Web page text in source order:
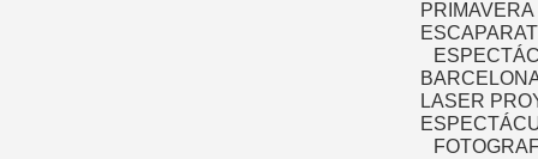
PRIMAVERA
LASER